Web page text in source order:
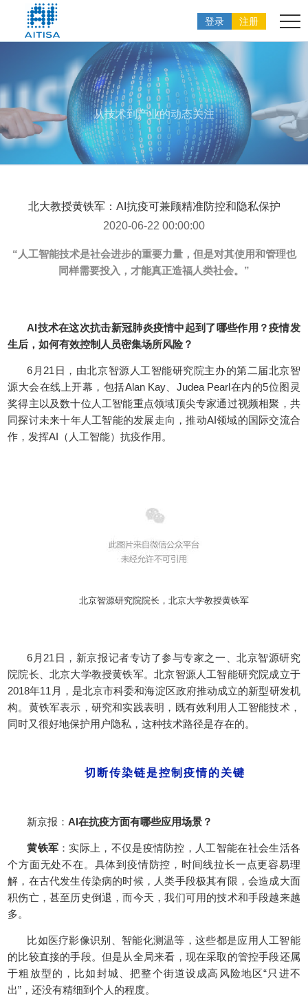
登录 注册
从技术到产业的动态关注
北大教授黄铁军：AI抗疫可兼顾精准防控和隐私保护
2020-06-22 00:00:00
“人工智能技术是社会进步的重要力量，但是对其使用和管理也
同样需要投入，才能真正造福人类社会。”
AI技术在这次抗击新冠肺炎疫情中起到了哪些作用？疫情发
生后，如何有效控制人员密集场所风险？
6月21日，由北京智源人工智能研究院主办的第二届北京智
源大会在线上开幕，包括Alan Kay、Judea Pearl在内的5位图灵
奖得主以及数十位人工智能重点领域顶尖专家通过视频相聚，共
同探讨未来十年人工智能的发展走向，推动AI领域的国际交流合
作，发挥AI（人工智能）抗疫作用。
北京智源研究院院长，北京大学教授黄铁军
6月21日，新京报记者专访了参与专家之一、北京智源研究
院院长、北京大学教授黄铁军。北京智源人工智能研究院成立于
2018年11月，是北京市科委和海淀区政府推动成立的新型研发机
构。黄铁军表示，研究和实践表明，既有效利用人工智能技术，
同时又很好地保护用户隐私，这种技术路径是存在的。
切断传染链是控制疫情的关键
新京报：AI在抗疫方面有哪些应用场景？
黄铁军 ：实际上，不仅是疫情防控，人工智能在社会生活各
个方面无处不在。具体到疫情防控，时间线拉长一点更容易理
解，在古代发生传染病的时候，人类手段极其有限，会造成大面
积伤亡，甚至历史倒退，而今天，我们可用的技术和手段越来越
多。
比如医疗影像识别、智能化测温等，这些都是应用人工智能
的比较直接的手段。但是从全局来看，现在采取的管控手段还属
于粗放型的，比如封城、把整个街道设成高风险地区“只进不
出”，还没有精细到个人的程度。